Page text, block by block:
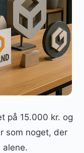
på 15.000 kr. og
som noget, der